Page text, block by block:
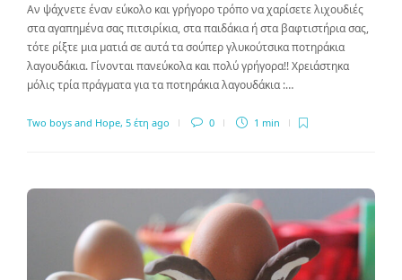
Αν ψάχνετε έναν εύκολο και γρήγορο τρόπο να χαρίσετε λιχουδιές
στα αγαπημένα σας πιτσιρίκια, στα παιδάκια ή στα βαφτιστήρια σας,
τότε ρίξτε μια ματιά σε αυτά τα σούπερ γλυκούτσικα ποτηράκια
λαγουδάκια. Γίνονται πανεύκολα και πολύ γρήγορα!! Χρειάστηκα
μόλις τρία πράγματα για τα ποτηράκια λαγουδάκια :…
Two boys and Hope, 5 έτη ago 0 1 min